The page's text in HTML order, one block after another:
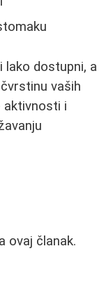
lako dostupni, a
vaših
aktivnosti i
ovaj članak.